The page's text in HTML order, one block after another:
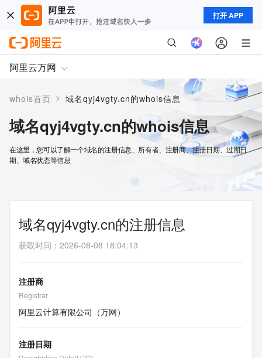
打开 APP
阿里云万网
whois首页 > 域名qyj4vgty.cn的whois信息
域名qyj4vgty.cn的whois信息
在这里，您可以了解一个域名的注册信息、所有者、注册商、注册日期、过期日
期、域名状态等信息
域名qyj4vgty.cn的注册信息
获取时间 ： 2026-08-08 18:04:13
注册商
Registrar
阿里云计算有限公司（万网）
注册日期